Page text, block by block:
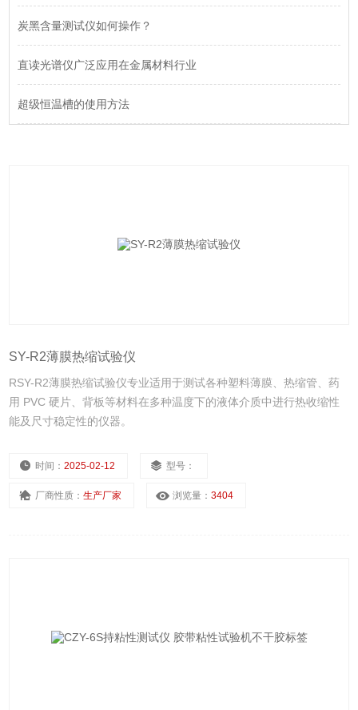
炭黑含量测试仪如何操作？
直读光谱仪广泛应用在金属材料行业
超级恒温槽的使用方法
SY-R2薄膜热缩试验仪
RSY-R2薄膜热缩试验仪专业适用于测试各种塑料薄膜、热缩管、药
用 PVC 硬片、背板等材料在多种温度下的液体介质中进行热收缩性
能及尺寸稳定性的仪器。
时间：2025-02-12 型号：
厂商性质：生产厂家 浏览量：3404